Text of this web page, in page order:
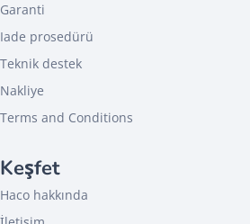
Garanti
Iade prosedürü
Teknik destek
Nakliye
Terms and Conditions
Keşfet
Haco hakkında